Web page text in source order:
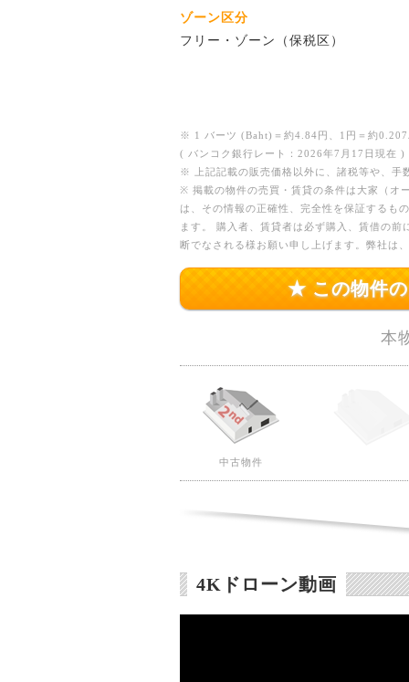
ゾーン区分
フリー・ゾーン（保税区）
※ 1 バーツ (Baht)＝約4.84円、1円＝約
( バンコク銀行レート：2026年7月17日現在 )
※ 上記記載の販売価格以外に、諸税等や、手
※ 掲載の物件の売買・賃貸の条件は大家（オ
は、その情報の正確性、完全性を保証するも
ます。 購入者、賃貸者は必ず購入、賃借の
断でなされる様お願い申し上げます。弊社は
★ この物件
本
中古物件
4Kドローン動画